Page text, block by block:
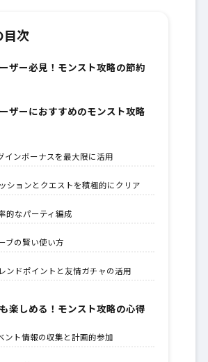
目次
ザー必見！モンスト攻略の節約
ザーにおすすめのモンスト攻略
インボーナスを最大限に活用
ションとクエストを積極的にクリア
的なパーティ編成
ブの賢い使い方
ンドポイントと友情ガチャの活用
楽しめる！モンスト攻略の心得
ント情報の収集と計画的参加